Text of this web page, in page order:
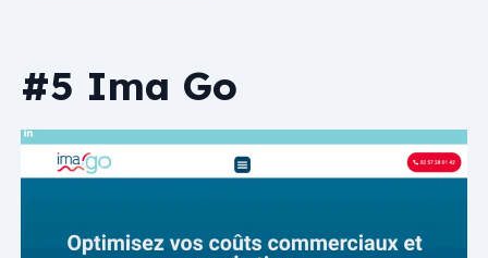
#5 Ima Go